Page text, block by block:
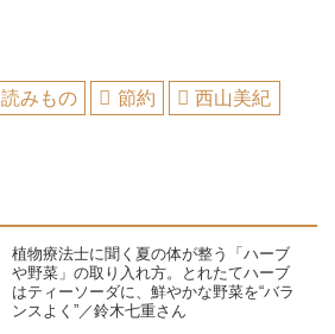
読みもの 節約 西山美紀
植物療法士に聞く夏の体が整う「ハーブ
や野菜」の取り入れ方。とれたてハーブ
はティーソーダに、鮮やかな野菜を“バラ
ンスよく”／鈴木七重さん